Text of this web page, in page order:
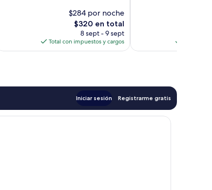
$284 por noche
El
precio
actual
es
$320 en total
8 sept - 9 sept
Total con impuestos y cargos
Iniciar sesión Registrarme gratis